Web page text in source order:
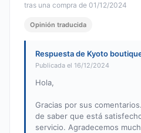
tras una compra de 01/12/2024
Opinión traducida
Respuesta de Kyoto
Publicada el 16/12/2024
Hola,
Gracias por sus
de saber que está
servicio. Agradecemos